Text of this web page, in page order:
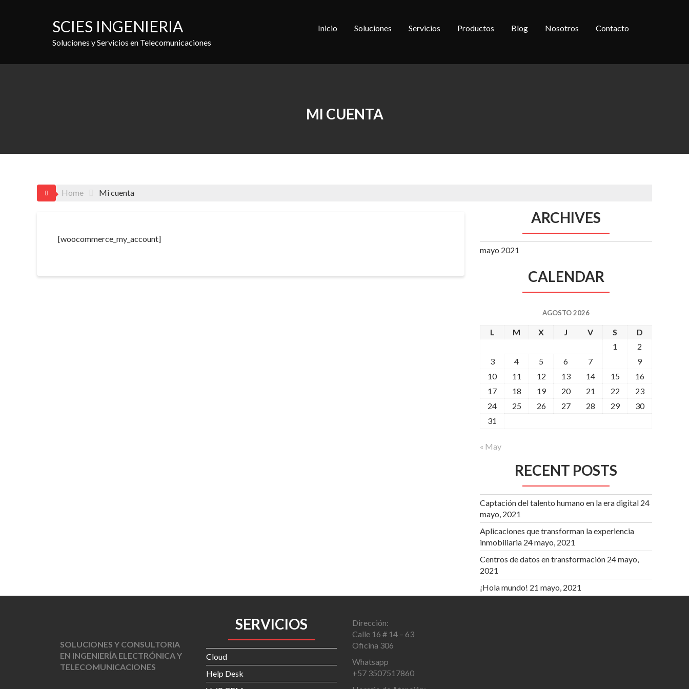
SCIES INGENIERIA
Soluciones y Servicios en Telecomunicaciones
Inicio Soluciones Servicios Productos Blog Nosotros Contacto
MI CUENTA
Home Mi cuenta
[woocommerce_my_account]
ARCHIVES
mayo 2021
CALENDAR
AGOSTO 2026
L M X J V S
D
1
2
3
4 5 6 7
9
10
11 12 13 14 15
16
17
18 19 20 21 22
23
24
25 26 27 28 29
30
31
« May
RECENT POSTS
Captación del talento humano en la era digital 24
mayo, 2021
Aplicaciones que transforman la experiencia
inmobiliaria 24 mayo, 2021
Centros de datos en transformación 24 mayo,
2021
¡Hola mundo! 21 mayo, 2021
SOLUCIONES Y CONSULTORIA
EN INGENIERÍA ELECTRÓNICA Y
TELECOMUNICACIONES
SERVICIOS
Cloud
Help Desk
Dirección:
Calle 16 # 14 – 63
Oficina 306
Whatsapp
+57 3507517860